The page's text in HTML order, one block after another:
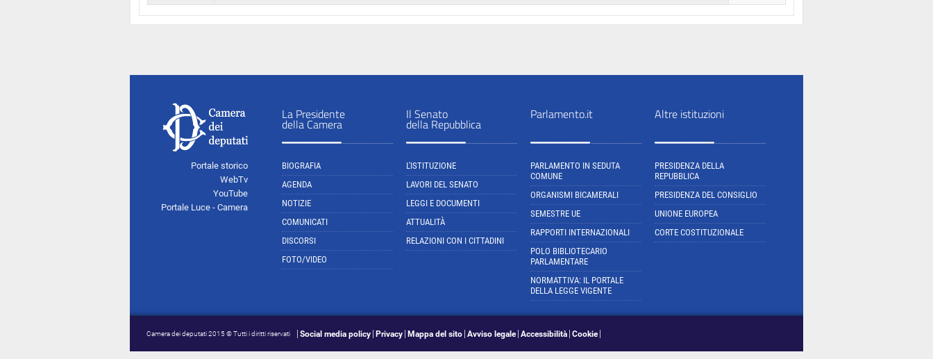
Portale storico
WebTv
YouTube
Portale Luce - Camera
La Presidente
della Camera
BIOGRAFIA
AGENDA
NOTIZIE
COMUNICATI
DISCORSI
FOTO/VIDEO
Il Senato
della Repubblica
L'ISTITUZIONE
LAVORI DEL SENATO
LEGGI E DOCUMENTI
ATTUALITÀ
RELAZIONI CON I CITTADINI
Parlamento.it
PARLAMENTO IN SEDUTA
COMUNE
ORGANISMI BICAMERALI
SEMESTRE UE
RAPPORTI INTERNAZIONALI
POLO BIBLIOTECARIO
PARLAMENTARE
NORMATTIVA: IL PORTALE
DELLA LEGGE VIGENTE
Altre istituzioni
PRESIDENZA DELLA
REPUBBLICA
PRESIDENZA DEL CONSIGLIO
UNIONE EUROPEA
CORTE COSTITUZIONALE
Camera dei deputati 2015 © Tutti i diritti riservati Social media policy Privacy Mappa del sito Avviso legale Accessibilità Cookie